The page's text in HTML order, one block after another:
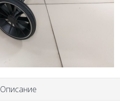
Описание